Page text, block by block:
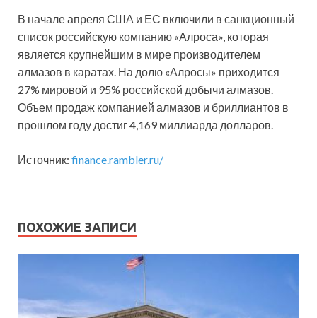
В начале апреля США и ЕС включили в санкционный
список российскую компанию «Алроса», которая
является крупнейшим в мире производителем
алмазов в каратах. На долю «Алросы» приходится
27% мировой и 95% российской добычи алмазов.
Объем продаж компанией алмазов и бриллиантов в
прошлом году достиг 4,169 миллиарда долларов.
Источник: finance.rambler.ru/
ПОХОЖИЕ ЗАПИСИ